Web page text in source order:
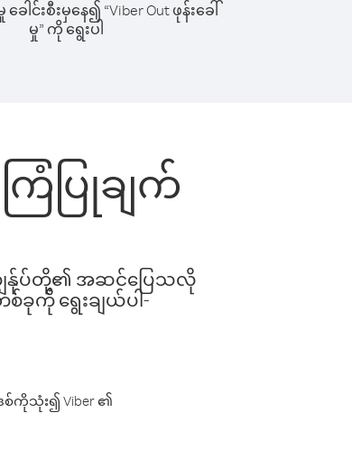
ေါင်းစီးမှနေ၍ “Viber Out ဖုန်းခေါ်
မှု” ကို ရွေးပါ
ြံပြုချက်
ကျွန်ုပ်တို့၏ အဆင်ပြေသလို
ခုကို ရွေးချယ်ပါ-
ကိုသုံး၍ Viber ၏